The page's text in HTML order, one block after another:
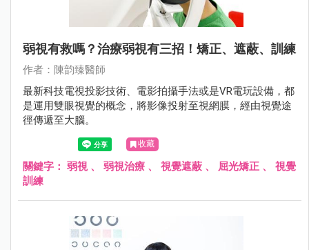
弱視有救嗎？治療弱視有三招！矯正、遮蔽、訓練
作者：陳韵臻醫師
最新科技電視投影技術、電影拍攝手法或是VR電玩設備，都
是運用雙眼視覺的概念，將影像投射至視網膜，經由視覺途
徑傳遞至大腦。
收藏
關鍵字： 弱視 、 弱視治療 、 視覺遮蔽 、 屈光矯正 、 視覺
訓練